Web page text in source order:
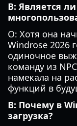
В: Является
О: Хотя она
Windrose 2026
одиночное
команду из
намекала на
функций в
В: Почему в
загрузка?